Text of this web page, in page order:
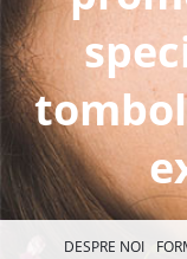
DESPRE NOI